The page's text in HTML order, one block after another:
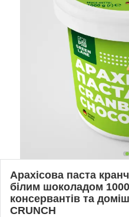
Арахісова паста
білим шоколадом
консервантів та
CRUNCH